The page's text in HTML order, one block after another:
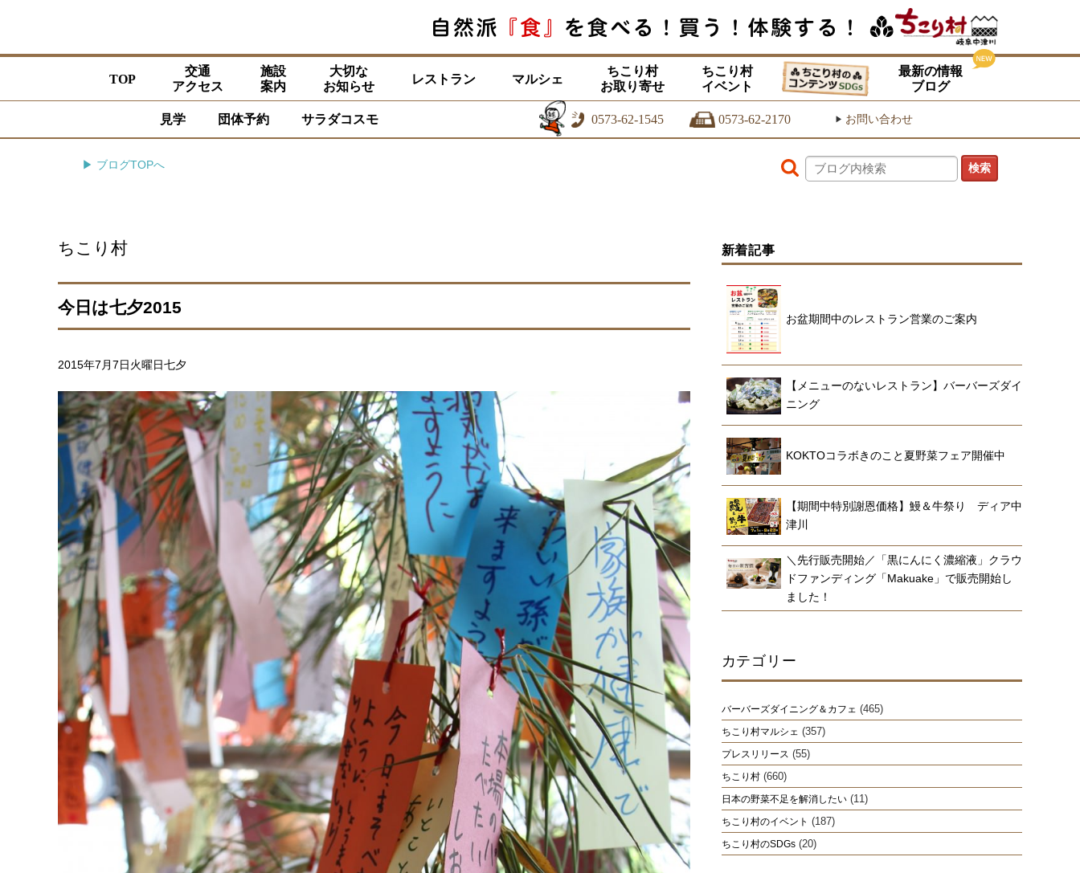
TOP
交通
アクセス
施設
案内
大切な
お知らせ
レストラン マルシェ
ちこり村
お取り寄せ
ちこり村
イベント
最新の情報
ブログ
見学 団体予約 サラダコスモ 0573-62-1545 0573-62-2170 ▶ お問い合わせ
▶ ブログTOPへ
ちこり村
今日は七夕2015
2015年7月7日火曜日七夕
新着記事
お盆期間中のレストラン営業のご案内
【メニューのないレストラン】バーバーズダイ
ニング
KOKTOコラボきのこと夏野菜フェア開催中
【期間中特別謝恩価格】鰻＆牛祭り ディア中
津川
＼先行販売開始／「黒にんにく濃縮液」クラウ
ドファンディング「Makuake」で販売開始し
ました！
カテゴリー
バーバーズダイニング＆カフェ (465)
ちこり村マルシェ (357)
プレスリリース (55)
ちこり村(660)
日本の野菜不足を解消したい(11)
ちこり村のイベント (187)
ちこり村のSDGs(20)